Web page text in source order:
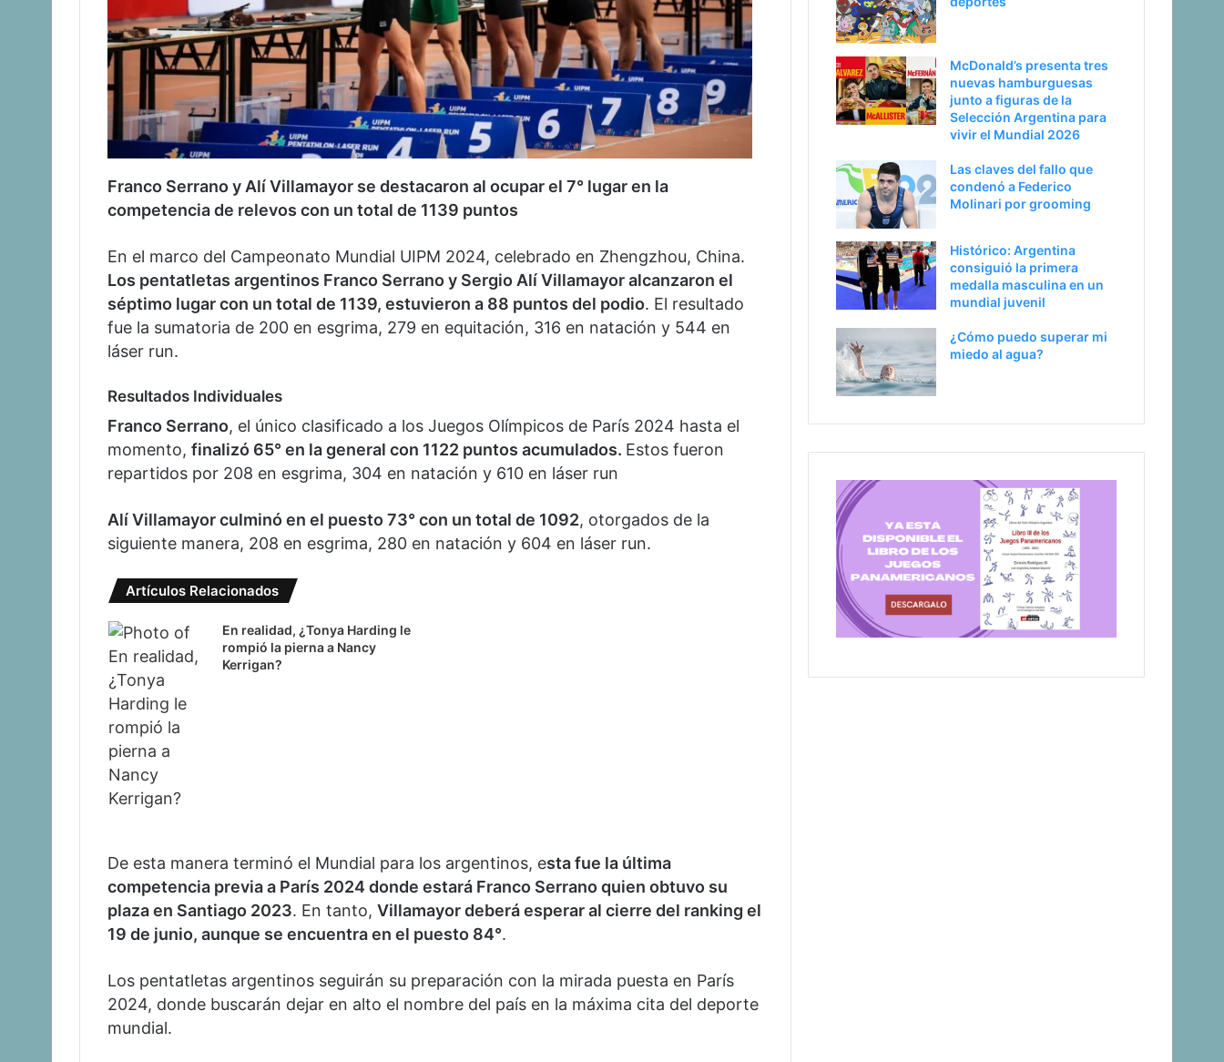
Franco Serrano y Alí Villamayor se destacaron al ocupar el 7° lugar en la
competencia de relevos con un total de 1139 puntos
En el marco del Campeonato Mundial UIPM 2024, celebrado en Zhengzhou, China.
Los pentatletas argentinos Franco Serrano y Sergio Alí Villamayor alcanzaron el
séptimo lugar con un total de 1139, estuvieron a 88 puntos del podio. El resultado
fue la sumatoria de 200 en esgrima, 279 en equitación, 316 en natación y 544 en
láser run.
Resultados Individuales
Franco Serrano, el único clasificado a los Juegos Olímpicos de París 2024 hasta el
momento, finalizó 65° en la general con 1122 puntos acumulados. Estos fueron
repartidos por 208 en esgrima, 304 en natación y 610 en láser run
Alí Villamayor culminó en el puesto 73° con un total de 1092, otorgados de la
siguiente manera, 208 en esgrima, 280 en natación y 604 en láser run.
Artículos Relacionados
En realidad, ¿Tonya Harding le
rompió la pierna a Nancy
Kerrigan?
De esta manera terminó el Mundial para los argentinos, esta fue la última
competencia previa a París 2024 donde estará Franco Serrano quien obtuvo su
plaza en Santiago 2023. En tanto, Villamayor deberá esperar al cierre del ranking el
19 de junio, aunque se encuentra en el puesto 84°.
Los pentatletas argentinos seguirán su preparación con la mirada puesta en París
2024, donde buscarán dejar en alto el nombre del país en la máxima cita del deporte
mundial.
McDonald’s presenta tres
nuevas hamburguesas
junto a figuras de la
Selección Argentina para
vivir el Mundial 2026
Las claves del fallo que
condenó a Federico
Molinari por grooming
Histórico: Argentina
consiguió la primera
medalla masculina en un
mundial juvenil
¿Cómo puedo superar mi
miedo al agua?